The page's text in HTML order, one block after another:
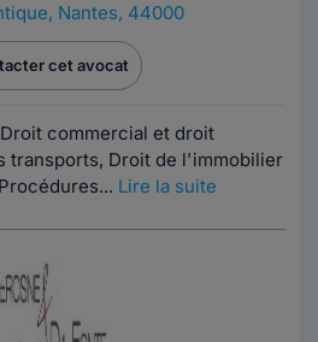
, Nantes, 44000
cet avocat
commercial et droit
transports, Droit de l'immobilier
Lire la suite